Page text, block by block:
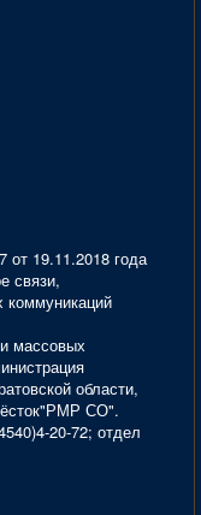
19.11.2018 года
связи,
коммуникаций
массовых
области,
СО".
20-72; отдел